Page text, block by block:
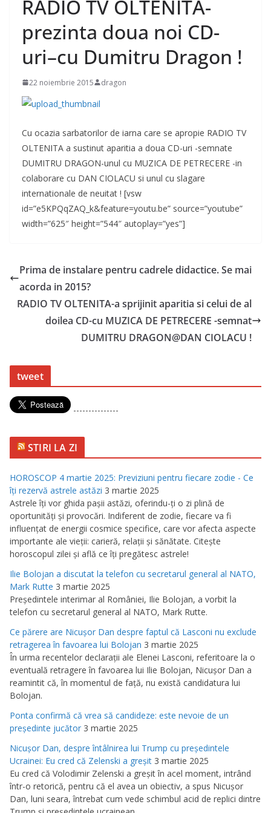
RADIO TV OLTENITA-
prezinta doua noi CD-
uri–cu Dumitru Dragon !
22 noiembrie 2015 dragon
Cu ocazia sarbatorilor de iarna care se apropie RADIO TV
OLTENITA a sustinut aparitia a doua CD-uri -semnate
DUMITRU DRAGON-unul cu MUZICA DE PETRECERE -in
colaborare cu DAN CIOLACU si unul cu slagare
internationale de neuitat ! [vsw
id=”e5KPQqZAQ_k&feature=youtu.be” source=”youtube”
width=”625″ height=”544″ autoplay=”yes”]
Prima de instalare pentru cadrele didactice. Se mai
acorda in 2015?
RADIO TV OLTENITA-a sprijinit aparitia si celui de al
doilea CD-cu MUZICA DE PETRECERE -semnat
DUMITRU DRAGON@DAN CIOLACU !
tweet
---------------
STIRI LA ZI
HOROSCOP 4 martie 2025: Previziuni pentru fiecare zodie - Ce
îţi rezervă astrele astăzi 3 martie 2025
Astrele îţi vor ghida paşii astăzi, oferindu-ţi o zi plină de
oportunităţi şi provocări. Indiferent de zodie, fiecare va fi
influenţat de energii cosmice specifice, care vor afecta aspecte
importante ale vieţii: carieră, relaţii şi sănătate. Citeşte
horoscopul zilei şi află ce îţi pregătesc astrele!
Ilie Bolojan a discutat la telefon cu secretarul general al NATO,
Mark Rutte 3 martie 2025
Preşedintele interimar al României, Ilie Bolojan, a vorbit la
telefon cu secretarul general al NATO, Mark Rutte.
Ce părere are Nicuşor Dan despre faptul că Lasconi nu exclude
retragerea în favoarea lui Bolojan 3 martie 2025
În urma recentelor declaraţii ale Elenei Lasconi, referitoare la o
eventuală retragere în favoarea lui Ilie Bolojan, Nicuşor Dan a
reamintit că, în momentul de faţă, nu există candidatura lui
Bolojan.
Ponta confirmă că vrea să candideze: este nevoie de un
preşedinte jucător 3 martie 2025
Nicuşor Dan, despre întâlnirea lui Trump cu preşedintele
Ucrainei: Eu cred că Zelenski a greşit 3 martie 2025
Eu cred că Volodimir Zelenski a greşit în acel moment, intrând
într-o retorică, pentru că el avea un obiectiv, a spus Nicuşor
Dan, luni seara, întrebat cum vede schimbul acid de replici dintre